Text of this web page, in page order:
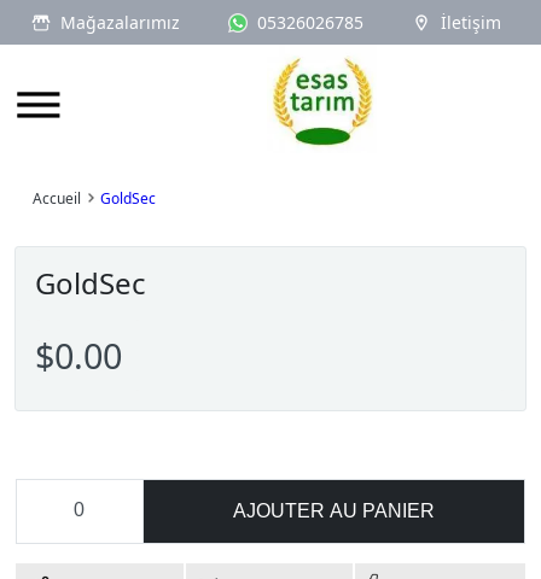
Mağazalarımız 05326026785 İletişim
Logo
Accueil GoldSec
GoldSec
$0.00
AJOUTER AU PANIER